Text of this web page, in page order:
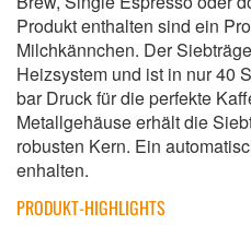
Produkt enthalten sind ein
Milchkännchen. Der
Heizsystem und ist in nur 40
bar Druck für die perfekte
Metallgehäuse erhält die
robusten Kern. Ein
enhalten.
PRODUKT-HIGHLIGHTS